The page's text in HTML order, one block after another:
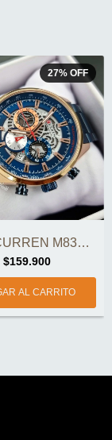
27% OFF
RELOJ CURREN M8391-5 CRONOGRAFOS ORIGINA...
$159.900